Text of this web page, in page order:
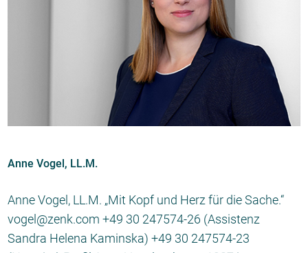
Anne Vogel, LL.M.
Anne Vogel, LL.M. „Mit Kopf und Herz für die Sache.“
vogel@zenk.com +49 30 247574-26 (Assistenz
Sandra Helena Kaminska) +49 30 247574-23